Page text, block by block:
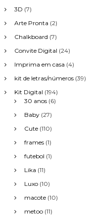
3D (7)
Arte Pronta (2)
Chalkboard (7)
Convite Digital (24)
Imprima em casa (4)
kit de letras/números (39)
Kit Digital (194)
30 anos (6)
Baby (27)
Cute (110)
frames (1)
futebol (1)
Lika (11)
Luxo (10)
macote (10)
metoo (11)